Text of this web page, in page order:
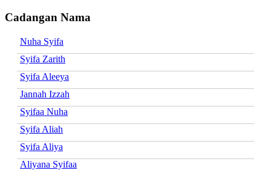
Cadangan Nama
Nuha Syifa
Syifa Zarith
Syifa Aleeya
Jannah Izzah
Syifaa Nuha
Syifa Aliah
Syifa Aliya
Aliyana Syifaa